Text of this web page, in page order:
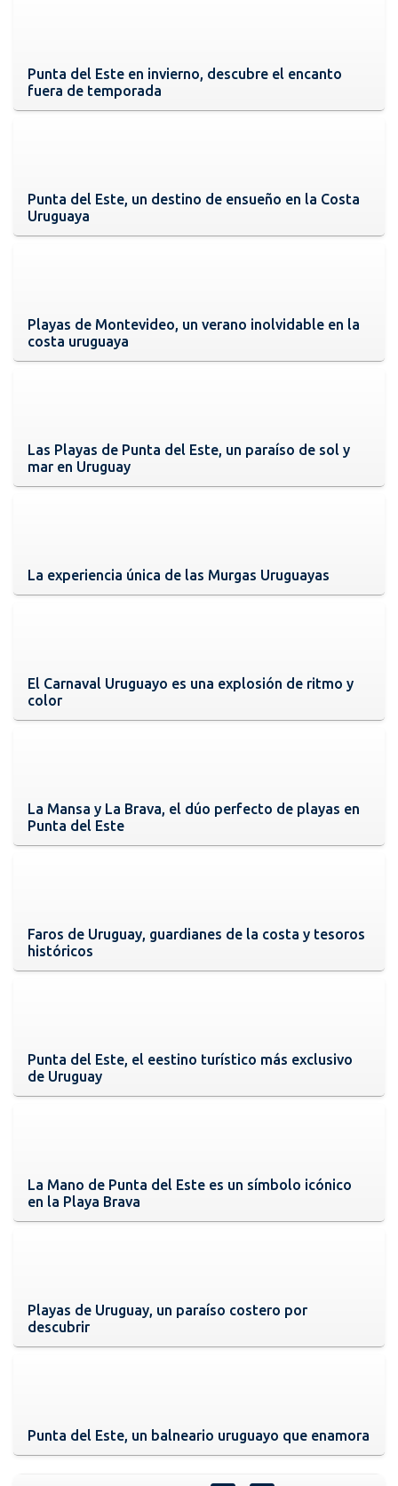
Punta del Este en invierno, descubre el encanto
fuera de temporada
Punta del Este, un destino de ensueño en la Costa
Uruguaya
Playas de Montevideo, un verano inolvidable en la
costa uruguaya
Las Playas de Punta del Este, un paraíso de sol y
mar en Uruguay
La experiencia única de las Murgas Uruguayas
El Carnaval Uruguayo es una explosión de ritmo y
color
La Mansa y La Brava, el dúo perfecto de playas en
Punta del Este
Faros de Uruguay, guardianes de la costa y tesoros
históricos
Punta del Este, el eestino turístico más exclusivo
de Uruguay
La Mano de Punta del Este es un símbolo icónico
en la Playa Brava
Playas de Uruguay, un paraíso costero por
descubrir
Punta del Este, un balneario uruguayo que enamora